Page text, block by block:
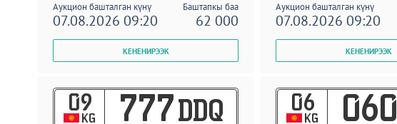
Аукцион башталган күнү Баштапкы баа
07.08.2026 09:20 62 000
Аукцион башталган күнү
07.08.2026 09:20
09
KG 777 DDQ 06
KG 060